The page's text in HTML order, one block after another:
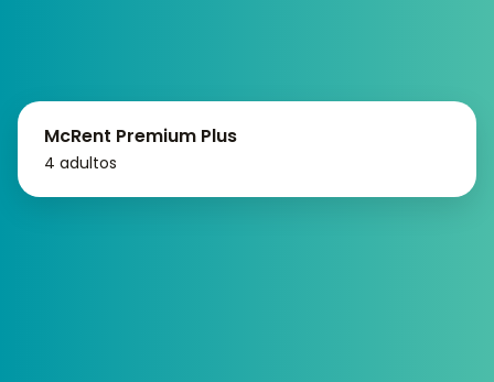
McRent Premium Plus
4 adultos